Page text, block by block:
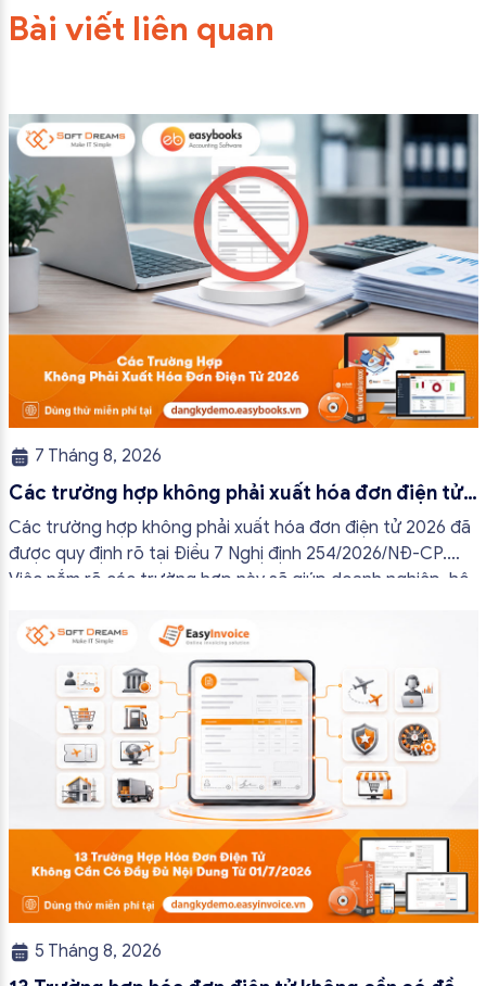
Bài viết liên quan
7 Tháng 8, 2026
Các trường hợp không phải xuất hóa đơn điện tử
2026
Các trường hợp không phải xuất hóa đơn điện tử 2026 đã
được quy định rõ tại Điều 7 Nghị định 254/2026/NĐ-CP.
Việc nắm rõ các trường hợp này sẽ giúp doanh nghiệp, hộ
tránh lập hóa đơn không cần thiết hoặc áp […]
5 Tháng 8, 2026